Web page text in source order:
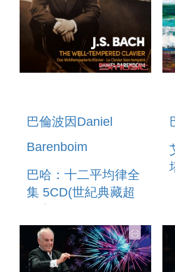
巴倫波因Daniel
Barenboim
巴哈：十二平均律全
集 5CD(世紀典藏超
WELL-TEMPERED
CLAVIER (5CD)
(BUDGET BOXSET